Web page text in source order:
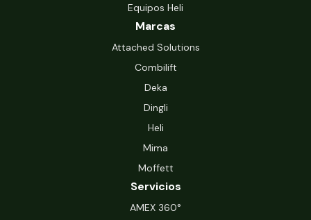
Equipos Heli
Marcas
Attached Solutions
Combilift
Deka
Dingli
Heli
Mima
Moffett
Servicios
‍AMEX 360°